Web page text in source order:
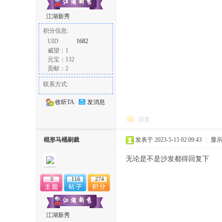
江湖新秀
积分信息:
UID
1682
威望：1
元宝：132
贡献：2
联系方式:
收听TA 发消息
回复
棍形马桶刷裁
0 116 274
江湖新秀
发表于 2023-5-15 02:09:43 显
无论是不是沙发都得回复下